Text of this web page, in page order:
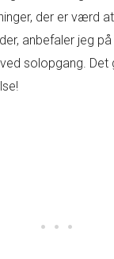
der er værd
anbefaler jeg
solopgang. Det